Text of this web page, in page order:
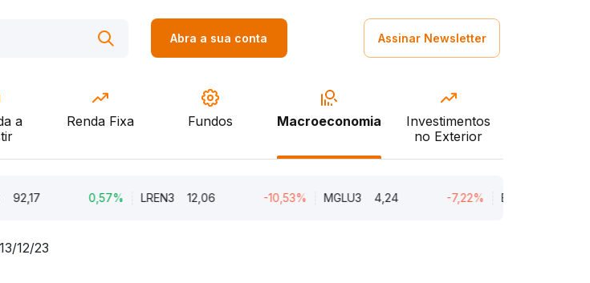
Abra a sua conta Assinar Newsletter
a
Renda Fixa Fundos Macroeconomia
Investimentos
no Exterior
0,57% LREN3 12,06 -10,53% MGLU3 4,24 -7,22% ENGI11
12/23